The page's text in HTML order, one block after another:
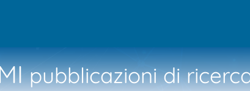
pubblicazioni di